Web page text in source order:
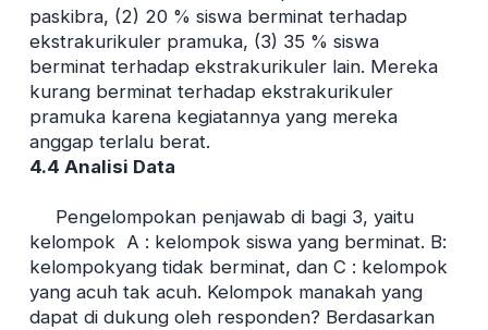
paskibra, (2) 20 % siswa berminat terhadap
ekstrakurikuler pramuka, (3) 35 % siswa
berminat terhadap ekstrakurikuler lain. Mereka
kurang berminat terhadap ekstrakurikuler
pramuka karena kegiatannya yang mereka
anggap terlalu berat.
4.4 Analisi Data
Pengelompokan penjawab di bagi 3, yaitu
kelompok A : kelompok siswa yang berminat. B:
kelompokyang tidak berminat, dan C : kelompok
yang acuh tak acuh. Kelompok manakah yang
dapat di dukung oleh responden? Berdasarkan